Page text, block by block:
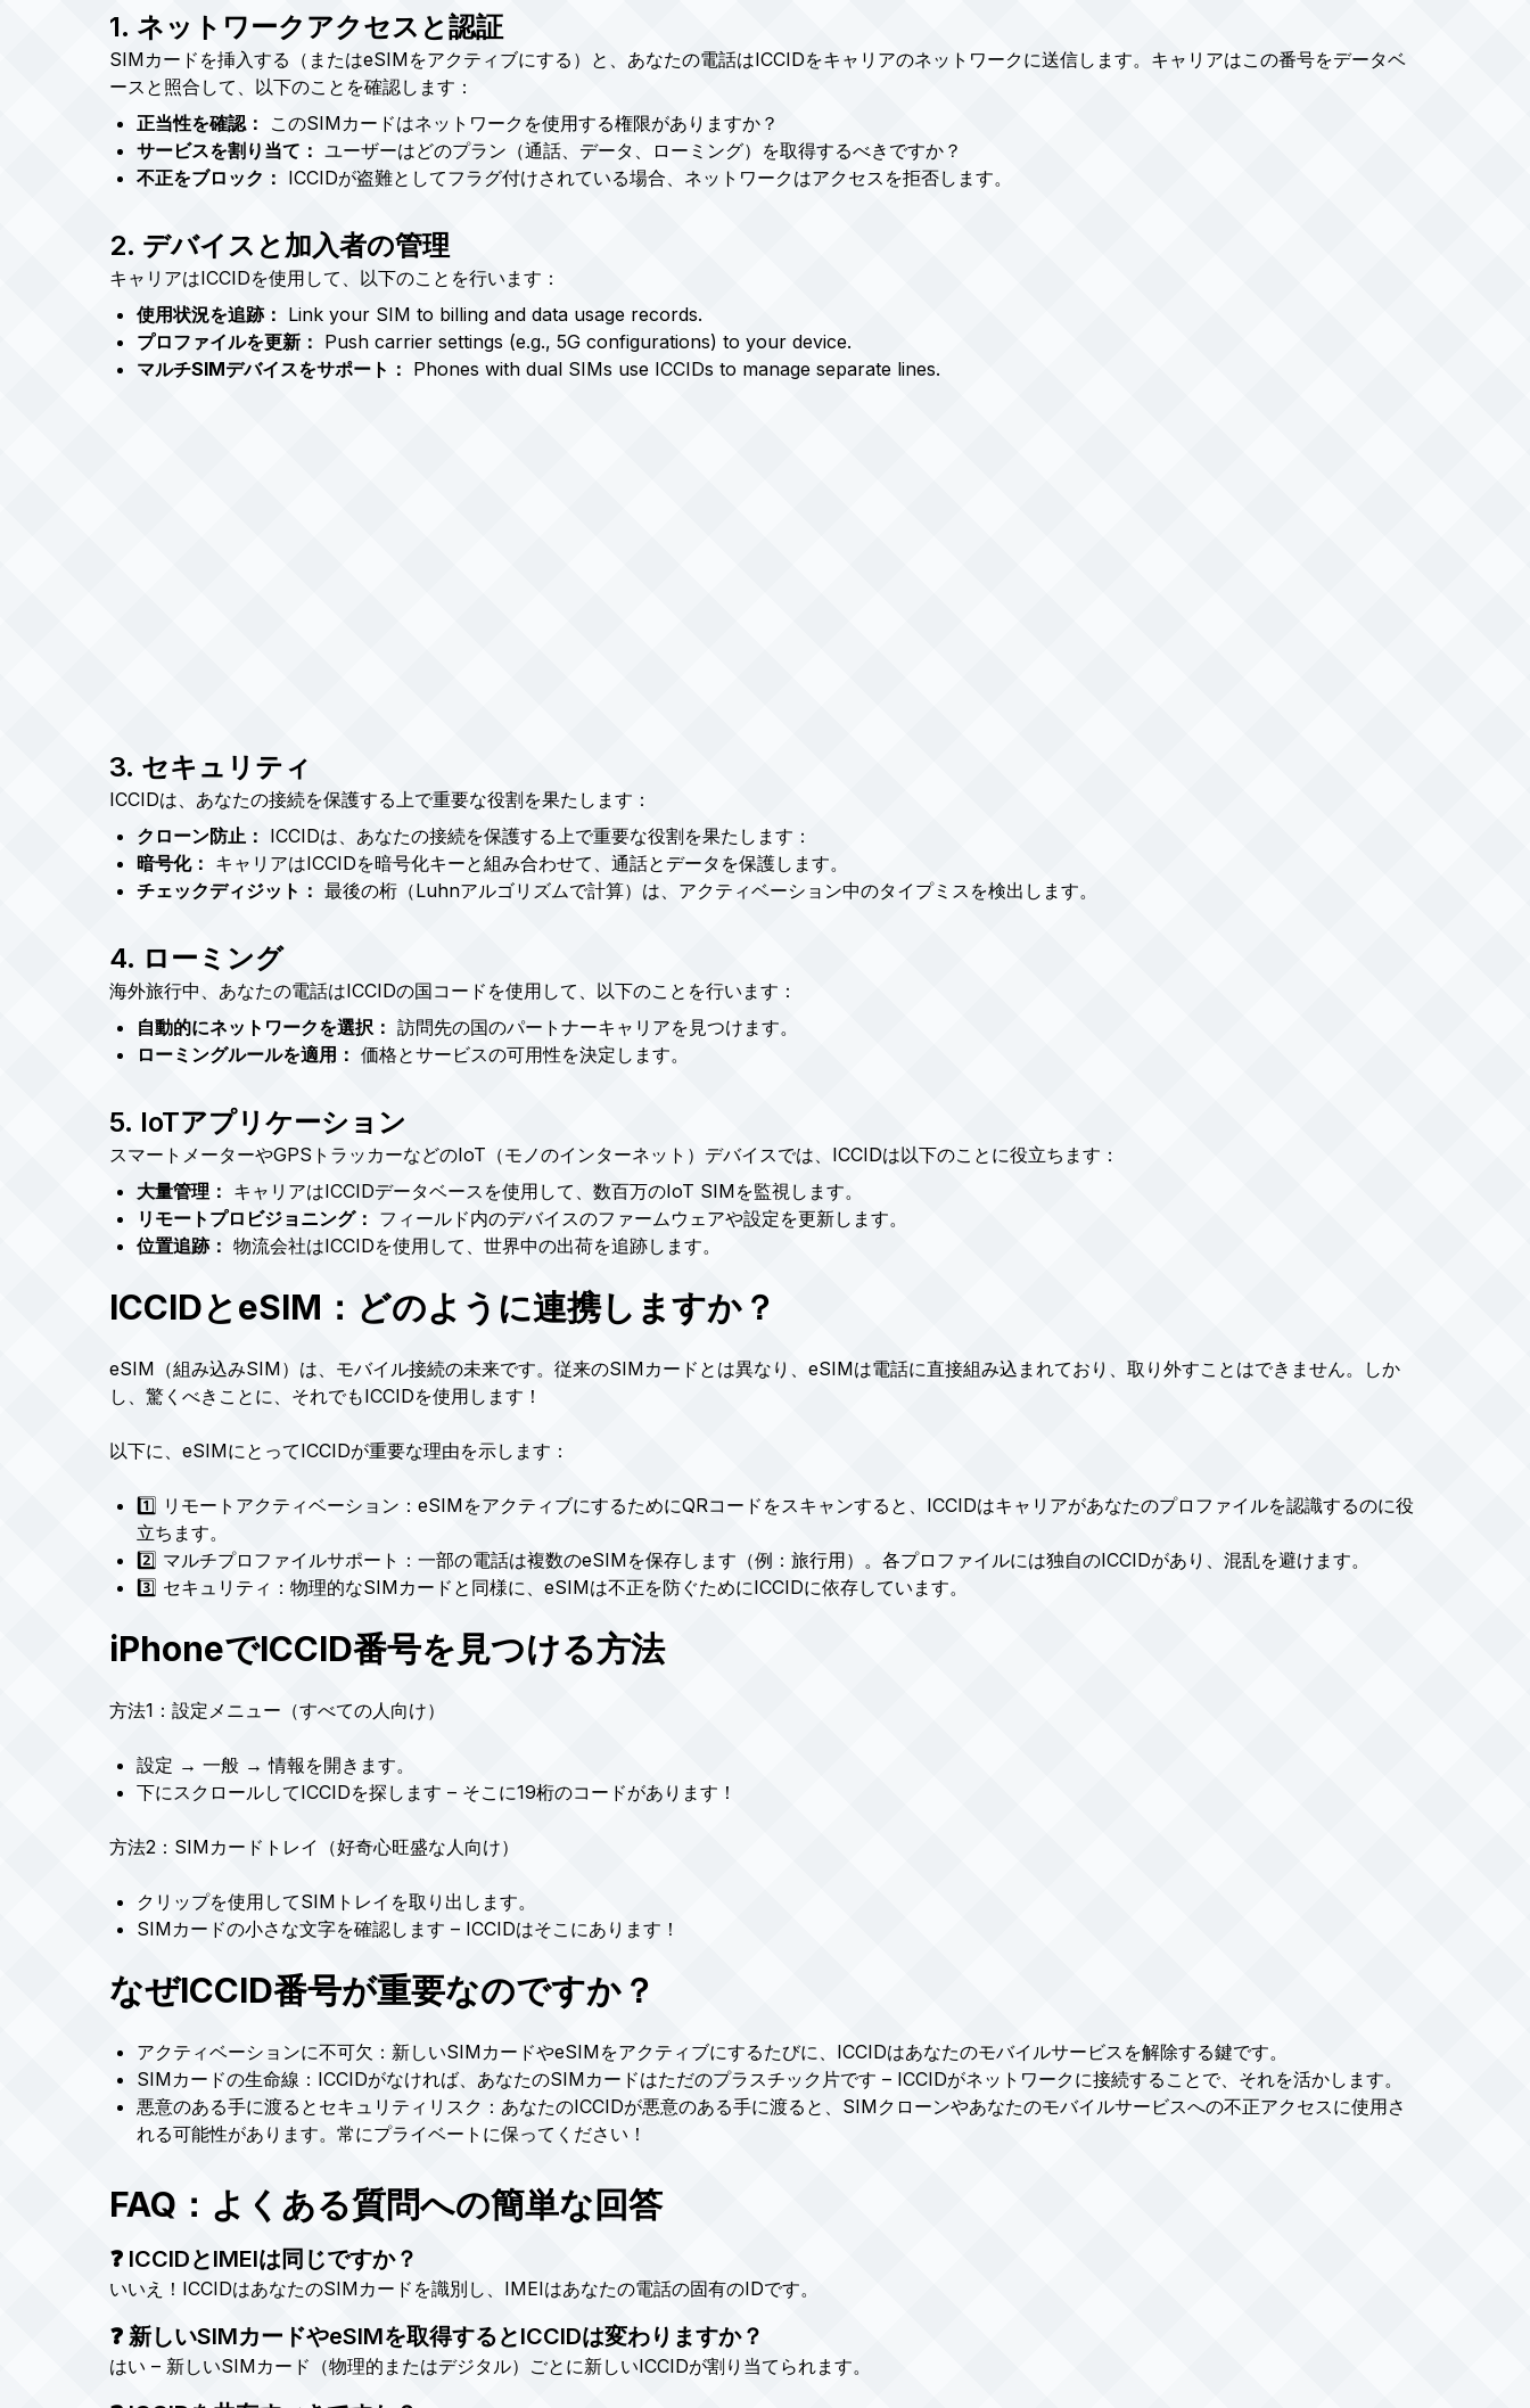
1. ネットワークアクセスと認証
SIMカードを挿入する（またはeSIMをアクティブにする）と、あなたの電話はICCIDをキャリアのネットワークに送信します。キャリアはこの番号をデータベ
ースと照合して、以下のことを確認します：
正当性を確認：
このSIMカードはネットワークを使用する権限がありますか？
サービスを割り当て： ユーザーはどのプラン（通話、データ、ローミング）を取得するべきですか？
不正をブロック： ICCIDが盗難としてフラグ付けされている場合、ネットワークはアクセスを拒否します。
2. デバイスと加入者の管理
キャリアはICCIDを使用して、以下のことを行います：
使用状況を追跡： Link your SIM to billing and data usage records.
プロファイルを更新： Push carrier settings (e.g., 5G configurations) to your device.
マルチSIMデバイスをサポート： Phones with dual SIMs use ICCIDs to manage separate lines.
3. セキュリティ
ICCIDは、あなたの接続を保護する上で重要な役割を果たします：
クローン防止： ICCIDは、あなたの接続を保護する上で重要な役割を果たします：
暗号化： キャリアはICCIDを暗号化キーと組み合わせて、通話とデータを保護します。
チェックディジット： 最後の桁（Luhnアルゴリズムで計算）は、アクティベーション中のタイプミスを検出します。
4. ローミング
海外旅行中、あなたの電話はICCIDの国コードを使用して、以下のことを行います：
自動的にネットワークを選択： 訪問先の国のパートナーキャリアを見つけます。
ローミングルールを適用： 価格とサービスの可用性を決定します。
5. IoTアプリケーション
スマートメーターやGPSトラッカーなどのIoT（モノのインターネット）デバイスでは、ICCIDは以下のことに役立ちます：
大量管理： キャリアはICCIDデータベースを使用して、数百万のIoT SIMを監視します。
リモートプロビジョニング： フィールド内のデバイスのファームウェアや設定を更新します。
位置追跡： 物流会社はICCIDを使用して、世界中の出荷を追跡します。
ICCIDとeSIM：どのように連携しますか？
eSIM（組み込みSIM）は、モバイル接続の未来です。従来のSIMカードとは異なり、eSIMは電話に直接組み込まれており、取り外すことはできません。しか
し、驚くべきことに、それでもICCIDを使用します！
以下に、eSIMにとってICCIDが重要な理由を示します：
1️⃣ リモートアクティベーション：eSIMをアクティブにするためにQRコードをスキャンすると、ICCIDはキャリアがあなたのプロファイルを認識するのに役
立ちます。
2️⃣ マルチプロファイルサポート：一部の電話は複数のeSIMを保存します（例：旅行用）。各プロファイルには独自のICCIDがあり、混乱を避けます。
3️⃣ セキュリティ：物理的なSIMカードと同様に、eSIMは不正を防ぐためにICCIDに依存しています。
iPhoneでICCID番号を見つける方法
方法1：設定メニュー（すべての人向け）
設定 → 一般 → 情報を開きます。
下にスクロールしてICCIDを探します – そこに19桁のコードがあります！
方法2：SIMカードトレイ（好奇心旺盛な人向け）
クリップを使用してSIMトレイを取り出します。
SIMカードの小さな文字を確認します – ICCIDはそこにあります！
なぜICCID番号が重要なのですか？
アクティベーションに不可欠：新しいSIMカードやeSIMをアクティブにするたびに、ICCIDはあなたのモバイルサービスを解除する鍵です。
SIMカードの生命線：ICCIDがなければ、あなたのSIMカードはただのプラスチック片です – ICCIDがネットワークに接続することで、それを活かします。
悪意のある手に渡るとセキュリティリスク：あなたのICCIDが悪意のある手に渡ると、SIMクローンやあなたのモバイルサービスへの不正アクセスに使用さ
れる可能性があります。常にプライベートに保ってください！
FAQ：よくある質問への簡単な回答
❓ ICCIDとIMEIは同じですか？
いいえ！ICCIDはあなたのSIMカードを識別し、IMEIはあなたの電話の固有のIDです。
❓ 新しいSIMカードやeSIMを取得するとICCIDは変わりますか？
はい – 新しいSIMカード（物理的またはデジタル）ごとに新しいICCIDが割り当てられます。